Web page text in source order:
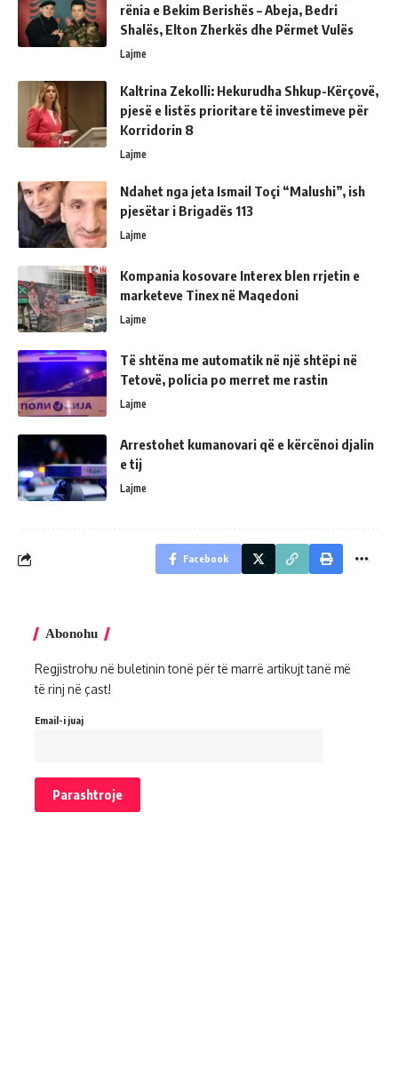
rënia e Bekim Berishës – Abeja, Bedri
Shalës, Elton Zherkës dhe Përmet Vulës
Lajme
Kaltrina Zekolli: Hekurudha Shkup-Kërçovë,
pjesë e listës prioritare të investimeve për
Korridorin 8
Lajme
Ndahet nga jeta Ismail Toçi “Malushi”, ish
pjesëtar i Brigadës 113
Lajme
Kompania kosovare Interex blen rrjetin e
marketeve Tinex në Maqedoni
Lajme
Të shtëna me automatik në një shtëpi në
Tetovë, policia po merret me rastin
Lajme
Arrestohet kumanovari që e kërcënoi djalin
e tij
Lajme
Facebook
Abonohu
Regjistrohu në buletinin tonë për të marrë artikujt tanë më
të rinj në çast!
Email-i juaj